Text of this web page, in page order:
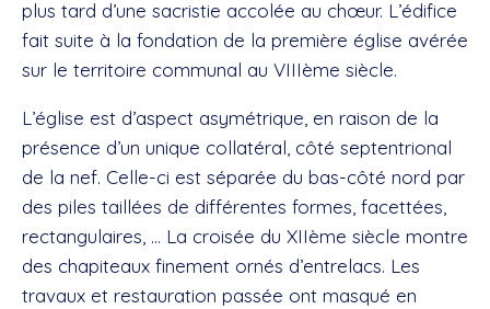
plus tard d’une sacristie accolée au chœur. L’édifice
fait suite à la fondation de la première église avérée
sur le territoire communal au VIIIème siècle.
L’église est d’aspect asymétrique, en raison de la
présence d’un unique collatéral, côté septentrional
de la nef. Celle-ci est séparée du bas-côté nord par
des piles taillées de différentes formes, facettées,
rectangulaires, … La croisée du XIIème siècle montre
des chapiteaux finement ornés d’entrelacs. Les
travaux et restauration passée ont masqué en